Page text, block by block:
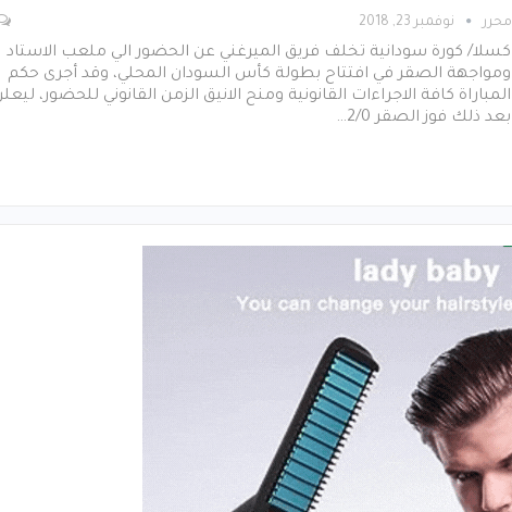
محرر نوفمبر 23, 2018
كسلا/ كورة سودانية تخلف فريق الميرغني عن الحضور الي ملعب الاستاد
ومواجهة الصقر في افتتاح بطولة كأس السودان المحلي، وقد أجرى حكم
المباراة كافة الاجراءات القانونية ومنح الانيق الزمن القانوني للحضور،
بعد ذلك فوز الصقر 2/0…